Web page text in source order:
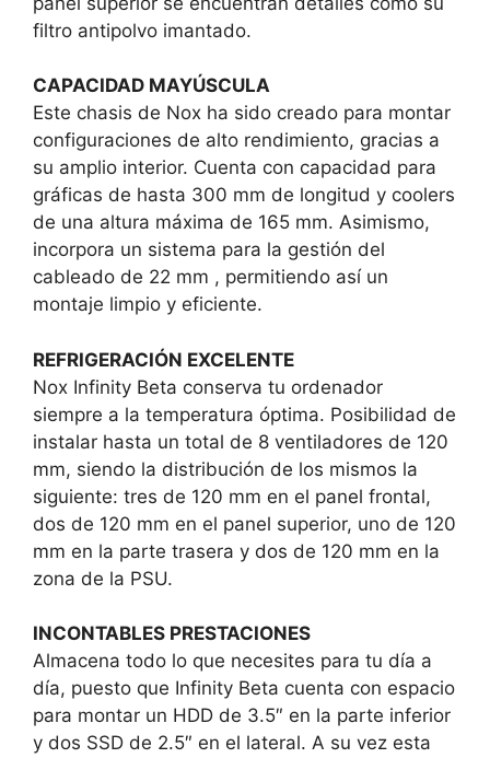
filtro antipolvo imantado.
CAPACIDAD MAYÚSCULA
Este chasis de Nox ha sido creado para montar
configuraciones de alto rendimiento, gracias a
su amplio interior. Cuenta con capacidad para
gráficas de hasta 300 mm de longitud y coolers
de una altura máxima de 165 mm. Asimismo,
incorpora un sistema para la gestión del
cableado de 22 mm , permitiendo así un
montaje limpio y eficiente.
REFRIGERACIÓN EXCELENTE
Nox Infinity Beta conserva tu ordenador
siempre a la temperatura óptima. Posibilidad de
instalar hasta un total de 8 ventiladores de 120
mm, siendo la distribución de los mismos la
siguiente: tres de 120 mm en el panel frontal,
dos de 120 mm en el panel superior, uno de 120
mm en la parte trasera y dos de 120 mm en la
zona de la PSU.
INCONTABLES PRESTACIONES
Almacena todo lo que necesites para tu día a
día, puesto que Infinity Beta cuenta con espacio
para montar un HDD de 3.5″ en la parte inferior
y dos SSD de 2.5″ en el lateral. A su vez esta